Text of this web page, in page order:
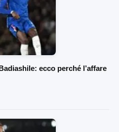
ecco perché l’affare